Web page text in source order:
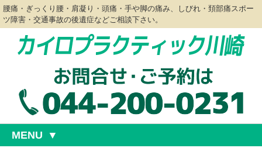
腰痛・ぎっくり腰・肩凝り・頭痛・手や脚の痛み、しびれ・頚部痛スポー
ツ障害・交通事故の後遺症などご相談下さい。
MENU